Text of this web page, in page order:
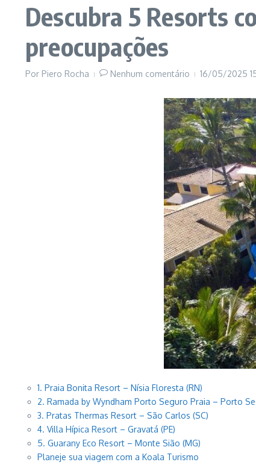
Descubra 5 Resorts
preocupações
Por Piero Rocha Nenhum comentário 16/05/2025
1. Praia Bonita Resort – Nísia Floresta (RN)
2. Ramada by Wyndham Porto Seguro Praia – Porto
3. Pratas Thermas Resort – São Carlos (SC)
4. Villa Hípica Resort – Gravatá (PE)
5. Guarany Eco Resort – Monte Sião (MG)
Planeje sua viagem com a Koala Turismo